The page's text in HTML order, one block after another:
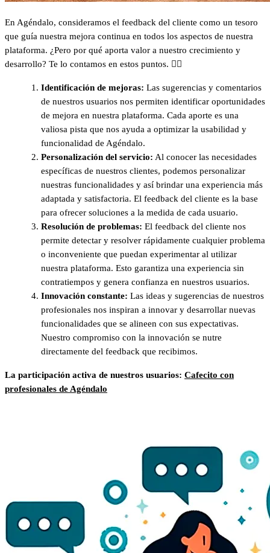
En Agéndalo, consideramos el feedback del cliente como un tesoro
que guía nuestra mejora continua en todos los aspectos de nuestra
plataforma. ¿Pero por qué aporta valor a nuestro crecimiento y
desarrollo? Te lo contamos en estos puntos. 👇🏻
Identificación de mejoras: Las sugerencias y comentarios
de nuestros usuarios nos permiten identificar oportunidades
de mejora en nuestra plataforma. Cada aporte es una
valiosa pista que nos ayuda a optimizar la usabilidad y
funcionalidad de Agéndalo.
Personalización del servicio: Al conocer las necesidades
específicas de nuestros clientes, podemos personalizar
nuestras funcionalidades y así brindar una experiencia más
adaptada y satisfactoria. El feedback del cliente es la base
para ofrecer soluciones a la medida de cada usuario.
Resolución de problemas: El feedback del cliente nos
permite detectar y resolver rápidamente cualquier problema
o inconveniente que puedan experimentar al utilizar
nuestra plataforma. Esto garantiza una experiencia sin
contratiempos y genera confianza en nuestros usuarios.
Innovación constante: Las ideas y sugerencias de nuestros
profesionales nos inspiran a innovar y desarrollar nuevas
funcionalidades que se alineen con sus expectativas.
Nuestro compromiso con la innovación se nutre
directamente del feedback que recibimos.
La participación activa de nuestros usuarios: Cafecito con
profesionales de Agéndalo